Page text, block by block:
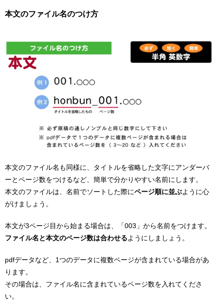
本文のファイル名のつけ方
本文のファイル名も同様に、タイトルを省略した文字にアンダーバ
ーとページ数をつけるなど、簡単で分かりやすい名前にします。
本文のファイルは、名前でソートした際にページ順に並ぶように心
がけましょう。
本文が3ページ目から始まる場合は、「003」から名前をつけます。
ファイル名と本文のページ数は合わせるようにしましょう。
pdfデータなど、1つのデータに複数ページが含まれている場合があ
ります。
その場合は、ファイル名に含まれているページ数を入れてくださ
い。